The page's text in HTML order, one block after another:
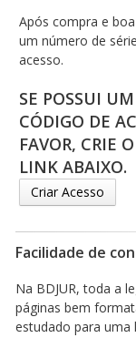
Após compra e
um número de
acesso.
SE POSSUI
CÓDIGO DE
FAVOR, CRIE
LINK ABAIXO.
Criar Acesso
Facilidade de
Na BDJUR, toda a
páginas bem
estudado para uma